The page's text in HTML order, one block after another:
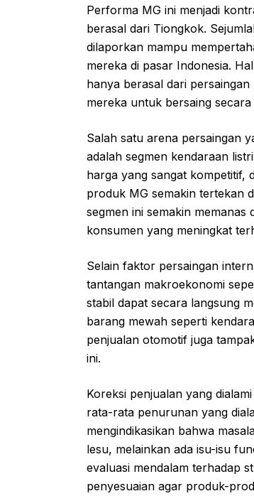
Performa MG ini menjadi
berasal dari Tiongkok.
dilaporkan mampu
mereka di pasar Indonesia.
hanya berasal dari
mereka untuk bersaing
Salah satu arena persaingan
adalah segmen kendaraan
harga yang sangat kompetitif,
produk MG semakin tertekan
segmen ini semakin
konsumen yang meningkat
Selain faktor persaingan
tantangan makroekonomi
stabil dapat secara langsung
barang mewah seperti
penjualan otomotif juga
ini.
Koreksi penjualan yang
rata-rata penurunan yang
mengindikasikan bahwa
lesu, melainkan ada isu-isu
evaluasi mendalam terhadap
penyesuaian agar produk-